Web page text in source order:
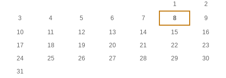
1
2
3
4 5 6 7 8
9
10
11 12 13 14 15
16
17
18 19 20 21 22
23
24
25 26 27 28 29
30
31